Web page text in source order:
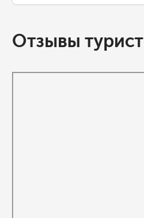
Отзывы